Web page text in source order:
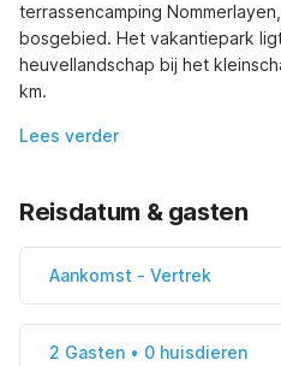
terrassencamping
bosgebied. Het vakantiepark
heuvellandschap bij het
km.
Lees verder
Reisdatum & gasten
Aankomst - Vertrek
2 Gasten • 0 huisdieren